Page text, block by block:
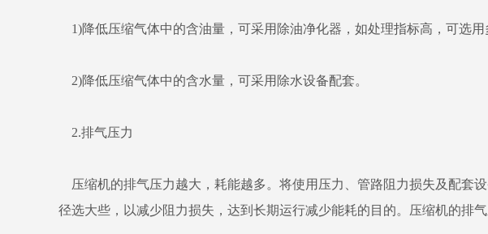
1)降低压缩气体中的含油量，可采用除油净化器，如处理指标高，可选用
2)降低压缩气体中的含水量，可采用除水设备配套。
2.排气压力
压缩机的排气压力越大，耗能越多。将使用压力、管路阻力损失及配套
径选大些，以减少阻力损失，达到长期运行减少能耗的目的。压缩机的排